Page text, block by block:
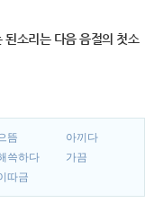
된소리는 다음 음절의 첫소
뜸
아끼다
쓱하다
가끔
따금